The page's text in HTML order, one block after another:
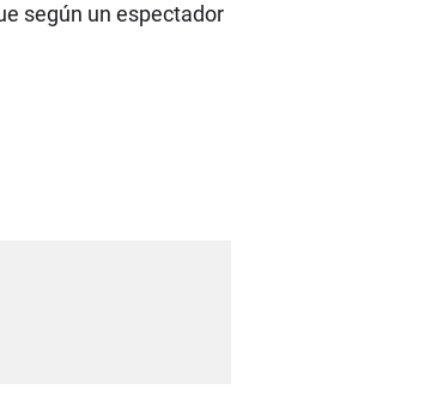
según un espectador